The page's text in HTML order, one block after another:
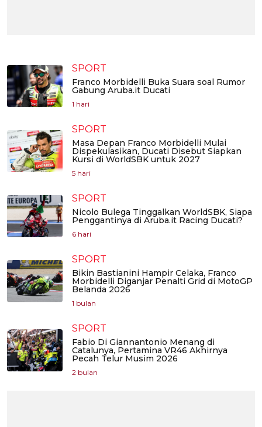
SPORT
Franco Morbidelli Buka Suara soal Rumor
Gabung Aruba.it Ducati
1 hari
SPORT
Masa Depan Franco Morbidelli Mulai
Dispekulasikan, Ducati Disebut Siapkan
Kursi di WorldSBK untuk 2027
5 hari
SPORT
Nicolo Bulega Tinggalkan WorldSBK, Siapa
Penggantinya di Aruba.it Racing Ducati?
6 hari
SPORT
Bikin Bastianini Hampir Celaka, Franco
Morbidelli Diganjar Penalti Grid di MotoGP
Belanda 2026
1 bulan
SPORT
Fabio Di Giannantonio Menang di
Catalunya, Pertamina VR46 Akhirnya
Pecah Telur Musim 2026
2 bulan